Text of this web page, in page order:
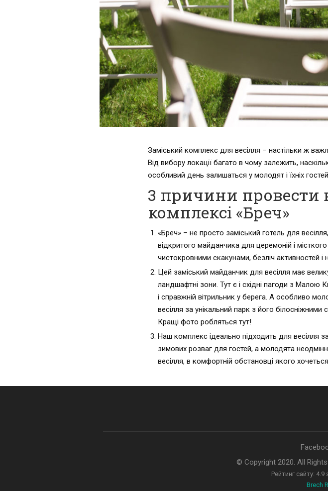
Заміський комплекс для весілля – настільки ж
Від вибору локації багато в чому залежить,
особливий день залишаться у молодят і їхніх
3 причини провести
комплексі «Бреч»
«Бреч» – не просто заміський готель для
відкритого майданчика для церемоній і
чистокровними скакунами, безліч активностей і
Цей заміський майданчик для весілля має
ландшафтні зони. Тут є і східні пагоди з Малою
і справжній вітрильник у берега. А особливо
весілля за унікальний парк з його
Кращі фото робляться тут!
Наш комплекс ідеально підходить для весілля
зимових розваг для гостей, а молодята
весілля, в комфортній обстановці якого
© Copyright 2020. All
Рейтинг сайту: 4.9
Brech